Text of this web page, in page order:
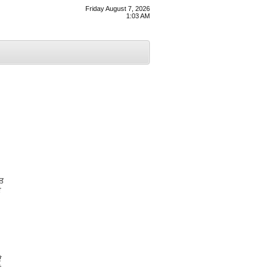
Friday August 7, 2026
1:03 AM